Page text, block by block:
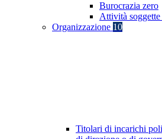
Burocrazia zero
Attività
Organizzazione 10
Titolari di incarichi